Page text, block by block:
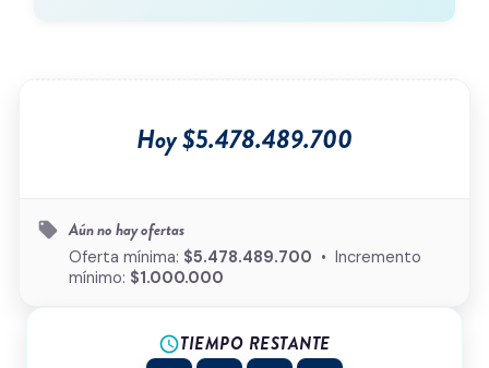
Tipo de inmueble *
¿Cómo podemos ayudarte?
Hoy $5.478.489.700
local_offer Aún no hay ofertas
Oferta mínima: $5.478.489.700 • Incremento
mínimo: $1.000.000
scheduleTIEMPO RESTANTE